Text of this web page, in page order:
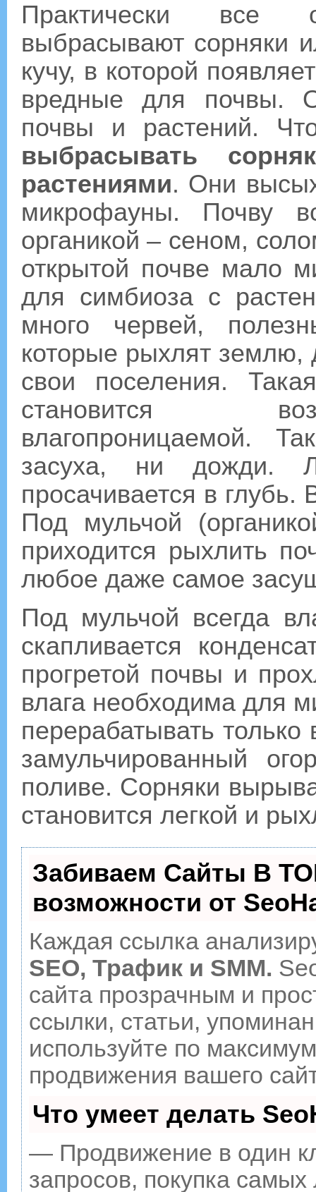
Практически все
выбрасывают сорняки
кучу, в которой
вредные для почвы.
почвы и растений.
выбрасывать
растениями. Они
микрофауны. Почву
органикой – сеном,
открытой почве мало
для симбиоза с
много червей,
которые рыхлят землю,
свои поселения.
становится
влагопроницаемой.
засуха, ни дожди.
просачивается в глубь.
Под мульчой
приходится рыхлить
любое даже самое
Под мульчой всегда
скапливается
прогретой почвы и
влага необходима для
перерабатывать
замульчированный
поливе. Сорняки
становится легкой и
Забиваем Сайты В
возможности от
Каждая ссылка
SEO, Трафик и SMM.
сайта прозрачным и
ссылки, статьи,
используйте по
продвижения вашего
Что умеет делать
— Продвижение в один
запросов, покупка